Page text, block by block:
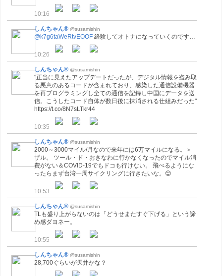
10:16
しんちゃん® @susamishin
@k7g6taWeRtvEOOF 経験してオトナになっていくのです…
10:26
しんちゃん® @susamishin
"正当に見えたアップデートだったが、デジタル情報を盗み取
る悪意のあるコードが含まれており、感染した通信設備機器
を再プログラミングし全ての通信を記録し中国にデータを送
信。こうしたコード自体が数日後に抹消される仕組みだった"
https://t.co/8N7sLTkr44
10:35
しんちゃん® @susamishin
2000～3000マイル/月なので来年には6万マイルになる。＞
ザル。 ツール・ド・おきなわに行かなくなったのでマイル消
費がない＆COVID-19でもドコも行けない。 飛べるようにな
ったらまず台湾一周サイクリングに行きたいな。😊
10:53
しんちゃん® @susamishin
TLも盛り上がらないのは「どうせまたすぐ下げる」という諦
め感ダヨネー。
10:55
しんちゃん® @susamishin
28,700ぐらいが天井かな？